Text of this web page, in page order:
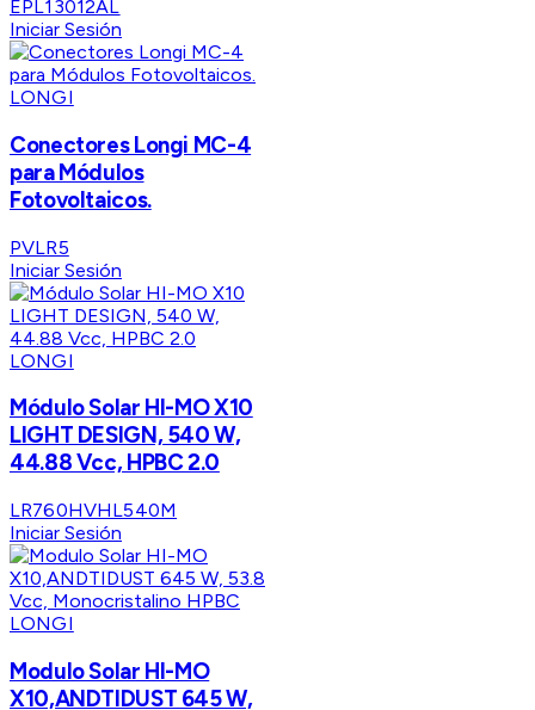
EPL13012AL
Iniciar Sesión
LONGI
Conectores Longi MC-4
para Módulos
Fotovoltaicos.
PVLR5
Iniciar Sesión
LONGI
Módulo Solar HI-MO X10
LIGHT DESIGN, 540 W,
44.88 Vcc, HPBC 2.0
LR760HVHL540M
Iniciar Sesión
LONGI
Modulo Solar HI-MO
X10,ANDTIDUST 645 W,